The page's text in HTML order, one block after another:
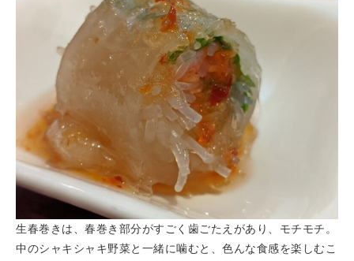
生春巻きは、春巻き部分がすごく歯ごたえがあり、モチモチ。
中のシャキシャキ野菜と一緒に噛むと、色んな食感を楽しむこ